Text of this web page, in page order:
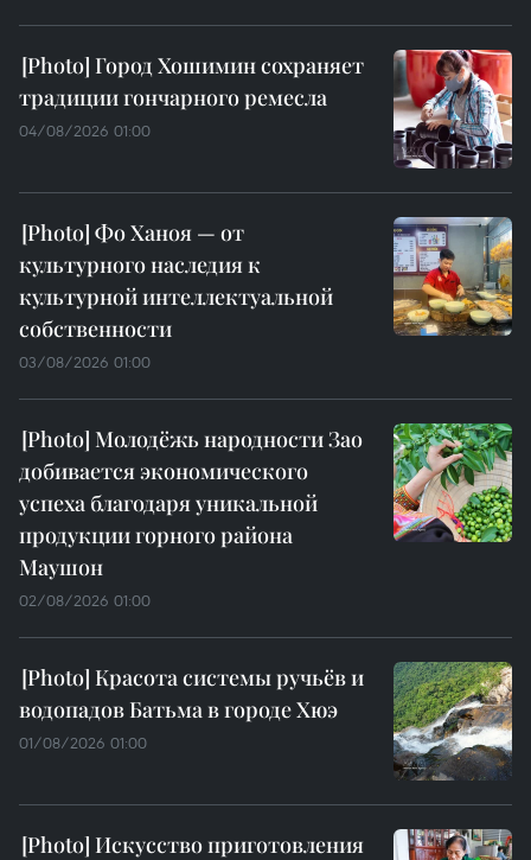
Город Хошимин сохраняет
традиции гончарного ремесла
04/08/2026 01:00
Фо Ханоя — от
культурного наследия к
культурной интеллектуальной
собственности
03/08/2026 01:00
Молодёжь народности Зао
добивается экономического
успеха благодаря уникальной
продукции горного района
Маушон
02/08/2026 01:00
Красота системы ручьёв и
водопадов Батьма в городе Хюэ
01/08/2026 01:00
Искусство приготовления